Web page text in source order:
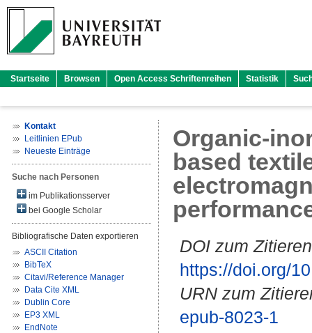
Startseite Browsen Open Access Schriftenreihen Statistik
Kontakt
Leitlinien EPub
Neueste Einträge
Suche nach Personen
im Publikationsserver
bei Google Scholar
Bibliografische Daten exportieren
ASCII Citation
BibTeX
Citavi/Reference Manager
Data Cite XML
Dublin Core
EP3 XML
EndNote
Organic-
based
DOI zum
https://doi.org/
URN zum
epub-8023-1